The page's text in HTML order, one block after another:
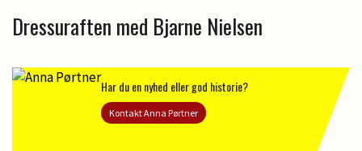
Dressuraften med Bjarne Nielsen
Har du en nyhed eller god historie?
Kontakt Anna Pørtner